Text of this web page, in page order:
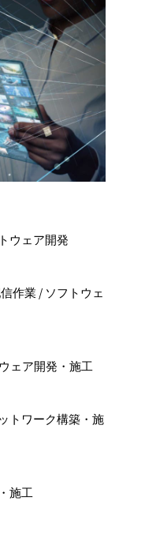
ウェア開発
作業 / ソフトウェ
ェア開発・施工
トワーク構築・施
施工